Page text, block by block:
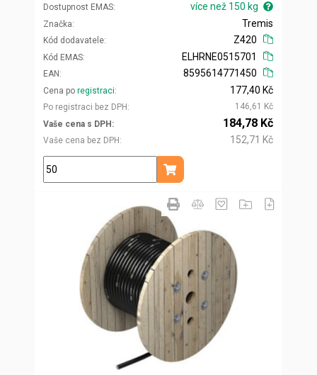
Dostupnost EMAS více než 150 kg
Značka
Kód dodavatele
Tremis
Z420
Kód EMAS
EAN
ELHRNE0515701
8595614771450
Cena po registraci
Po registraci bez DPH
177,40 Kč
146,61 Kč
Vaše cena s DPH
Vaše cena bez DPH
184,78 Kč
152,71 Kč
kg
Přidat do košíku